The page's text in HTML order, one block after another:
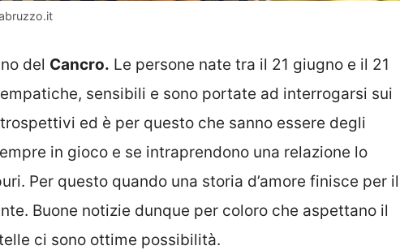
del Cancro. Le persone nate tra il 21 giugno e il 21
sensibili e sono portate ad interrogarsi sui
ed è per questo che sanno essere degli
in gioco e se intraprendono una relazione lo
Per questo quando una storia d’amore finisce per il
Buone notizie dunque per coloro che aspettano il
ci sono ottime possibilità.